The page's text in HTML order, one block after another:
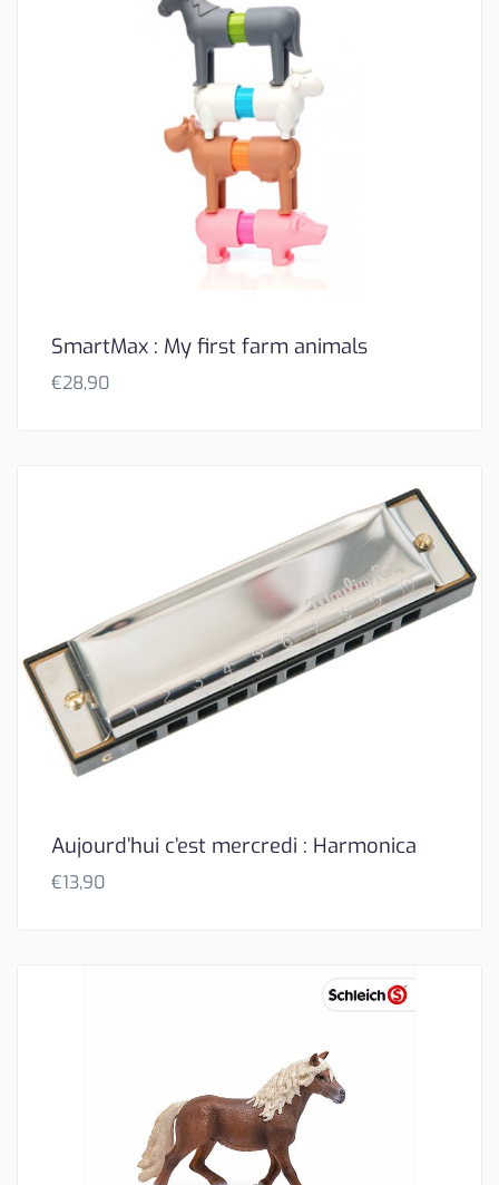
SmartMax : My first farm animals
€28,90
Aujourd’hui c’est mercredi : Harmonica
€13,90